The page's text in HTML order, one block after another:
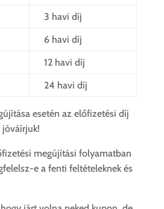
3 havi díj
6 havi díj
12 havi díj
24 havi díj
esetén az előfizetési díj
megújítási folyamatban
e a fenti feltételeknek és